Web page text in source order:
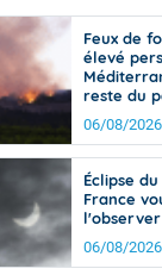
de
des
Bulletins
Météo
Vigicrues
Feux de
élevé
reste du
06/08/2026
Éclipse
France
l'observer
06/08/2026